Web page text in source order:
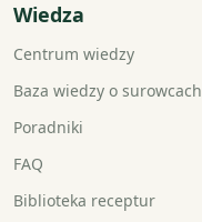
Wiedza
Centrum wiedzy
Baza wiedzy o surowcach
Poradniki
FAQ
Biblioteka receptur